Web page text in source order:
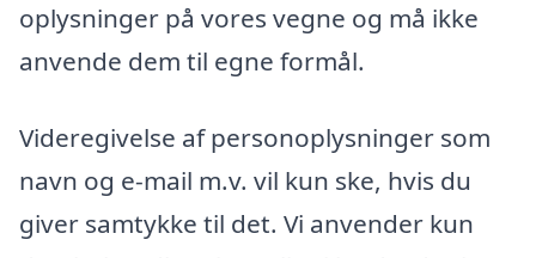
oplysninger på vores vegne og må ikke
anvende dem til egne formål.
Videregivelse af personoplysninger som
navn og e-mail m.v. vil kun ske, hvis du
giver samtykke til det. Vi anvender kun